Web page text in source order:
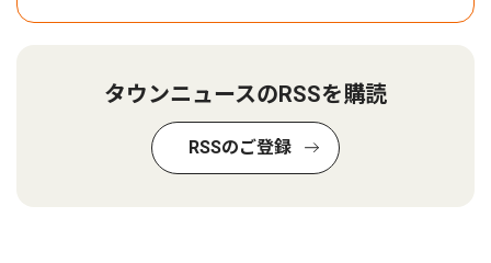
タウンニュースのRSSを購読
RSSのご登録